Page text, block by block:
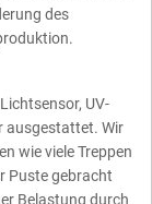
des
UV-
ausgestattet. Wir
wie viele Treppen
Puste gebracht
Belastung durch